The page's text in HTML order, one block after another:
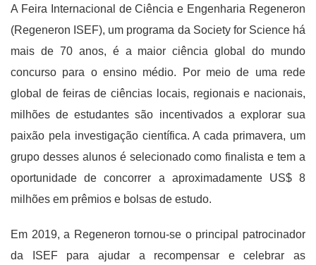
A Feira Internacional de Ciência e Engenharia Regeneron
(Regeneron ISEF), um programa da Society for Science há
mais de 70 anos, é a maior ciência global do mundo
concurso para o ensino médio. Por meio de uma rede
global de feiras de ciências locais, regionais e nacionais,
milhões de estudantes são incentivados a explorar sua
paixão pela investigação científica. A cada primavera, um
grupo desses alunos é selecionado como finalista e tem a
oportunidade de concorrer a aproximadamente US$ 8
milhões em prêmios e bolsas de estudo.
Em 2019, a Regeneron tornou-se o principal patrocinador
da ISEF para ajudar a recompensar e celebrar as